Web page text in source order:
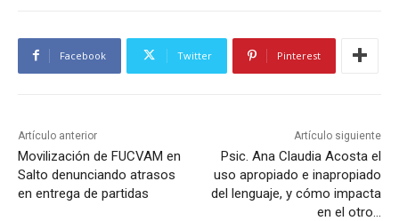
Facebook Twitter Pinterest
Artículo anterior
Movilización de FUCVAM en
Salto denunciando atrasos
en entrega de partidas
Artículo siguiente
Psic. Ana Claudia Acosta el
uso apropiado e inapropiado
del lenguaje, y cómo impacta
en el otro…